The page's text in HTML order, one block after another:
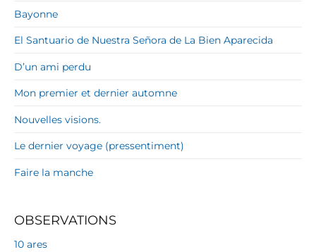
Bayonne
El Santuario de Nuestra Señora de La Bien Aparecida
D’un ami perdu
Mon premier et dernier automne
Nouvelles visions.
Le dernier voyage (pressentiment)
Faire la manche
OBSERVATIONS
10 ares